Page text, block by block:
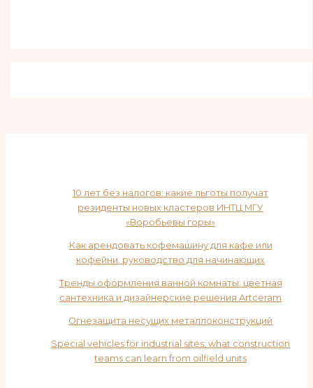
10 лет без налогов: какие льготы получат
резиденты новых кластеров ИНТЦ МГУ
«Воробьевы горы»
Как арендовать кофемашину для кафе или
кофейни: руководство для начинающих
Тренды оформления ванной комнаты: цветная
сантехника и дизайнерские решения Artceram
Огнезащита несущих металлоконструкций
Special vehicles for industrial sites: what construction
teams can learn from oilfield units